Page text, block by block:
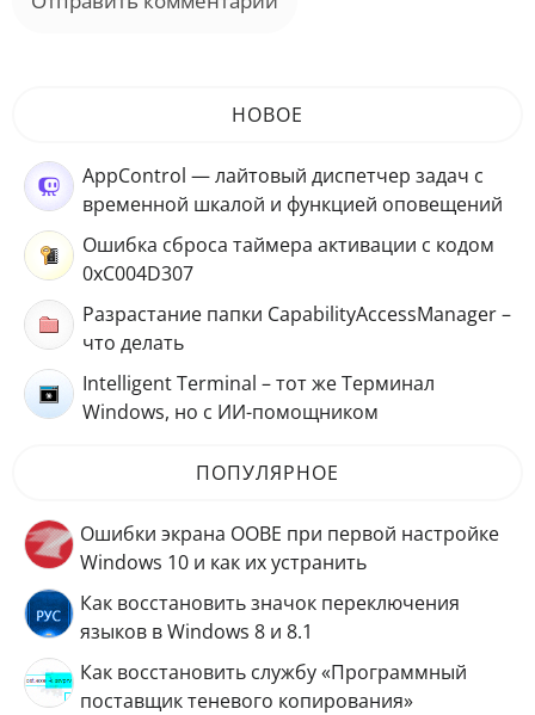
НОВОЕ
AppControl — лайтовый диспетчер задач с
временной шкалой и функцией оповещений
Ошибка сброса таймера активации с кодом
0xC004D307
Разрастание папки CapabilityAccessManager –
что делать
Intelligent Terminal – тот же Терминал
Windows, но с ИИ-помощником
ПОПУЛЯРНОЕ
Ошибки экрана OOBE при первой настройке
Windows 10 и как их устранить
Как восстановить значок переключения
языков в Windows 8 и 8.1
Как восстановить службу «Программный
поставщик теневого копирования»